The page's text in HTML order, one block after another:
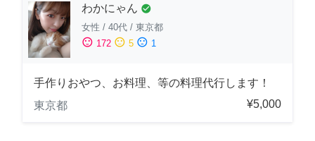
わかにゃん check_circle
女性 / 40代 / 東京都
sentiment_satisfied 172 sentiment_neutral 5 sentiment_dissatisfied 1
手作りおやつ、お料理、等の料理代行します！
東京都
¥5,000